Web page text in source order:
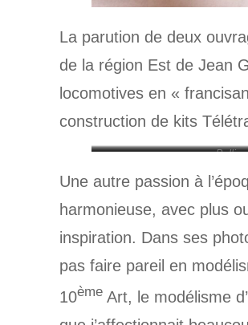
La parution de deux
de la région Est de Jean
locomotives en «
construction de kits
Une autre passion à
harmonieuse, avec plus
inspiration. Dans ses
pas faire pareil en
10èmeArt, le modélisme